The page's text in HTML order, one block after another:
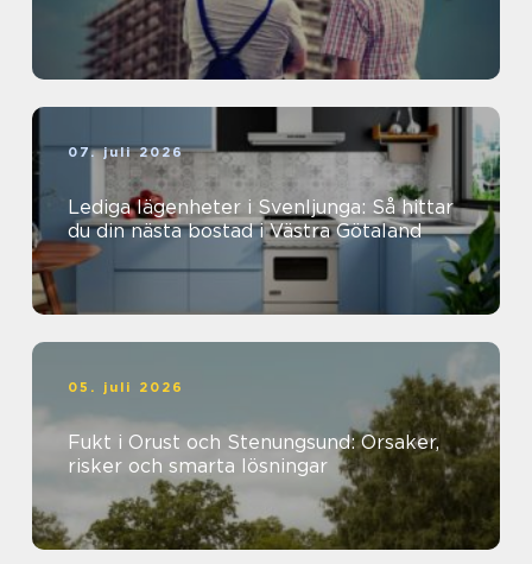
07. juli 2026
Lediga lägenheter i Svenljunga: Så hittar
du din nästa bostad i Västra Götaland
05. juli 2026
Fukt i Orust och Stenungsund: Orsaker,
risker och smarta lösningar